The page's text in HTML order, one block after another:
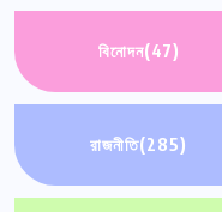
বিনোদন(47)
রাজনীতি(285)